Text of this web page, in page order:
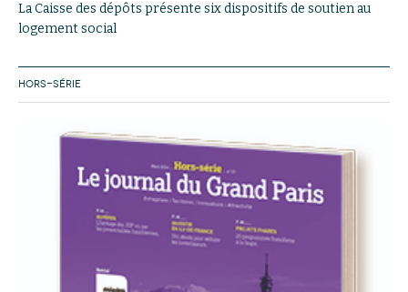
La Caisse des dépôts présente six dispositifs de soutien au
logement social
HORS-SÉRIE